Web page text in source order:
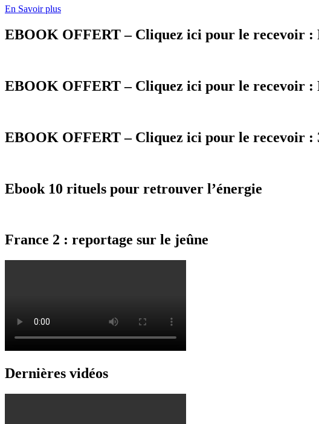
En Savoir plus
EBOOK OFFERT – Cliquez ici pour le recevoir :
EBOOK OFFERT – Cliquez ici pour le recevoir :
EBOOK OFFERT – Cliquez ici pour le recevoir :
Ebook 10 rituels pour retrouver l’énergie
France 2 : reportage sur le jeûne
Dernières vidéos